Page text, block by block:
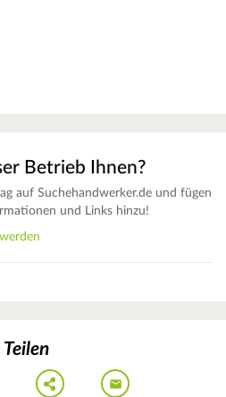
Betrieb Ihnen?
auf Suchehandwerker.de und fügen
und Links hinzu!
Teilen